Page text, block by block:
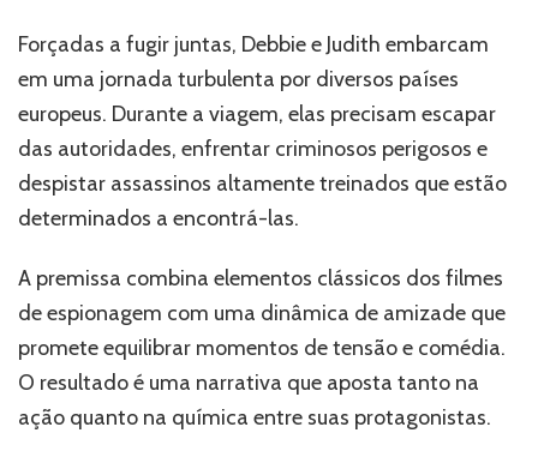
Forçadas a fugir juntas, Debbie e Judith embarcam
em uma jornada turbulenta por diversos países
europeus. Durante a viagem, elas precisam escapar
das autoridades, enfrentar criminosos perigosos e
despistar assassinos altamente treinados que estão
determinados a encontrá-las.
A premissa combina elementos clássicos dos filmes
de espionagem com uma dinâmica de amizade que
promete equilibrar momentos de tensão e comédia.
O resultado é uma narrativa que aposta tanto na
ação quanto na química entre suas protagonistas.